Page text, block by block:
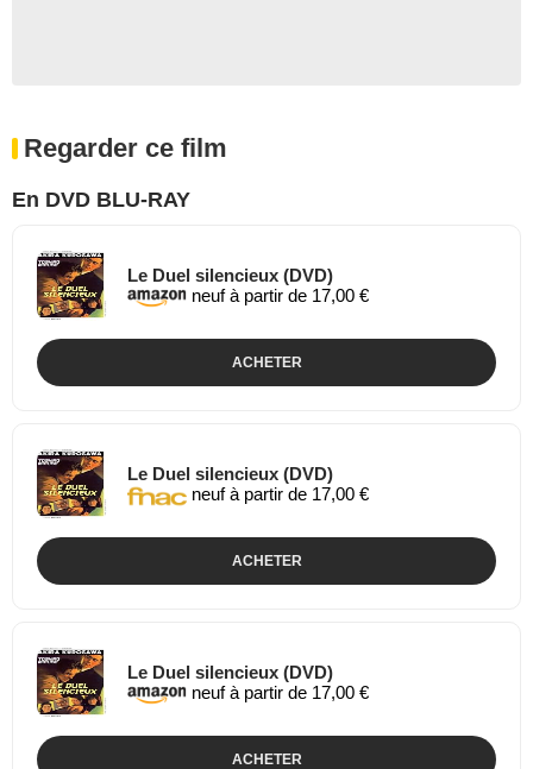
Regarder ce film
En DVD BLU-RAY
Le Duel silencieux (DVD)
neuf à partir de 17,00 €
ACHETER
Le Duel silencieux (DVD)
neuf à partir de 17,00 €
ACHETER
Le Duel silencieux (DVD)
neuf à partir de 17,00 €
ACHETER